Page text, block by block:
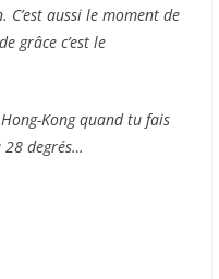
aussi le moment de
grâce c’est le
Kong quand tu fais
28 degrés…